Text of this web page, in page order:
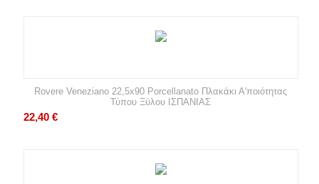
Rovere Veneziano 22,5x90 Porcellanato Πλακάκι Α'ποιότητας
Τύπου Ξύλου ΙΣΠΑΝΙΑΣ
22,40 €